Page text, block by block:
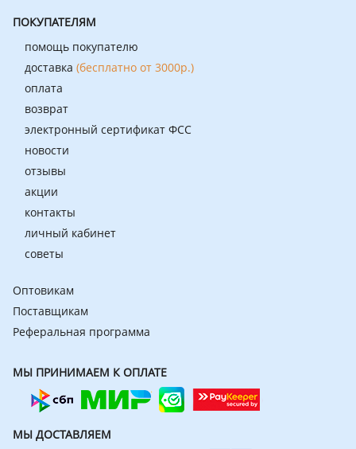
ПОКУПАТЕЛЯМ
помощь покупателю
доставка (бесплатно от 3000р.)
оплата
возврат
электронный сертификат ФСС
новости
отзывы
акции
контакты
личный кабинет
советы
Оптовикам
Поставщикам
Реферальная программа
МЫ ПРИНИМАЕМ К ОПЛАТЕ
МЫ ДОСТАВЛЯЕМ